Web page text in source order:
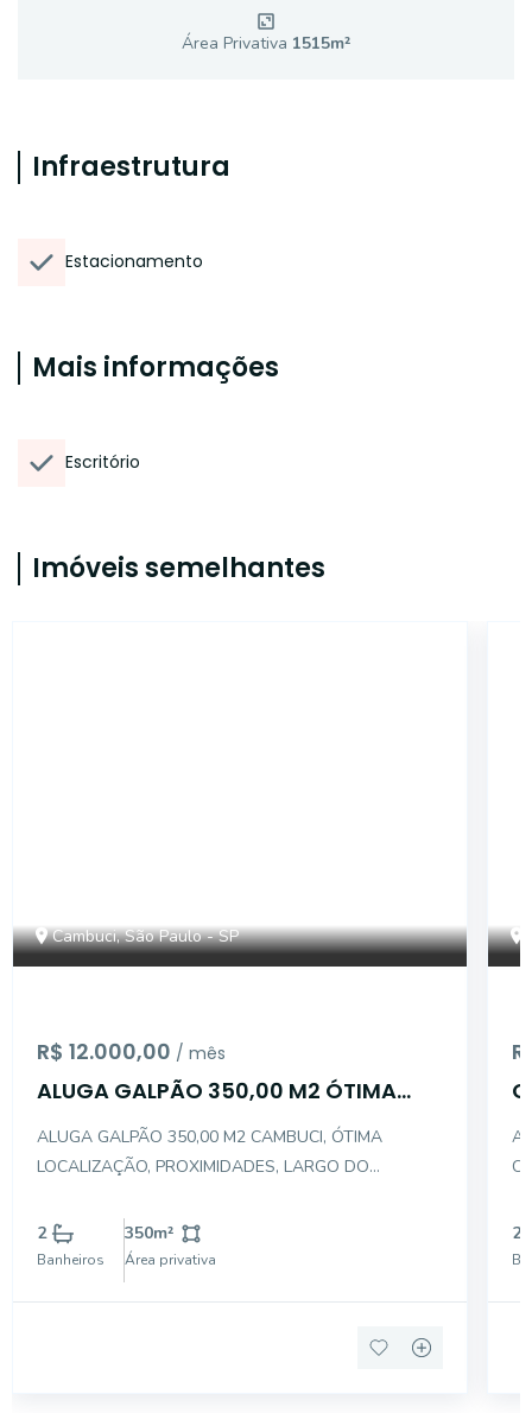
Área Privativa 1515m²
Infraestrutura
Estacionamento
Mais informações
Escritório
Imóveis semelhantes
Cambuci, São Paulo - SP
R$ 12.000,00 / mês
ALUGA GALPÃO 350,00 M2 ÓTIMA
ALUGA GALPÃO 350,00 M2 CAMBUCI, ÓTIMA
LOCALIZAÇÃO, PROXIMIDADES, LARGO DO
2
Banheiros
350m²
Área privativa
O
2